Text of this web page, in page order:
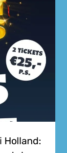
Holland: